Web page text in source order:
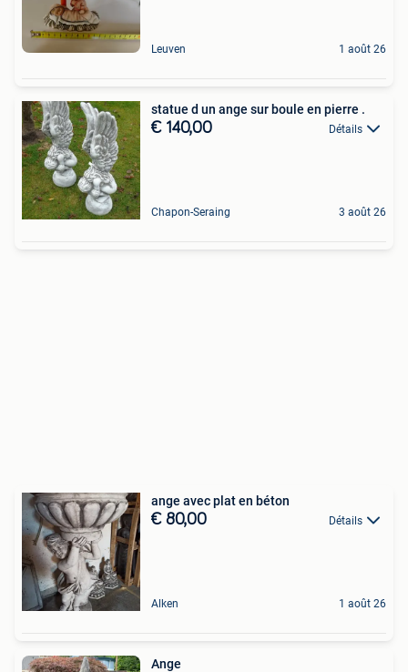
Leuven 1 août 26
statue d un ange sur boule en pierre .
€ 140,00 Détails
Chapon-Seraing 3 août 26
ange avec plat en béton
€ 80,00 Détails
Alken 1 août 26
Ange